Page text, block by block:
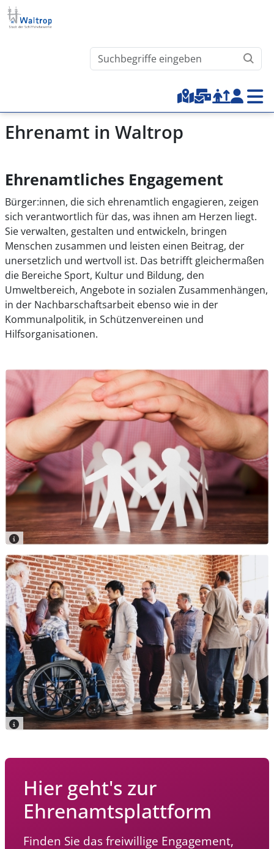
Direkt zum Inhalt
Waltrop.de durchsuchen
Top-Menu
Ehrenamt in Waltrop
Ehrenamtliches Engagement
Bürger:innen, die sich ehrenamtlich engagieren, zeigen
sich verantwortlich für das, was ihnen am Herzen liegt.
Sie verwalten, gestalten und entwickeln, bringen
Menschen zusammen und leisten einen Beitrag, der
unersetzlich und wertvoll ist. Das betrifft gleichermaßen
die Bereiche Sport, Kultur und Bildung, den
Umweltbereich, Angebote in sozialen Zusammenhängen,
in der Nachbarschaftsarbeit ebenso wie in der
Kommunalpolitik, in Schützenvereinen und
Hilfsorganisationen.
Hier geht's zur
Ehrenamtsplattform
Finden Sie das freiwillige Engagement,